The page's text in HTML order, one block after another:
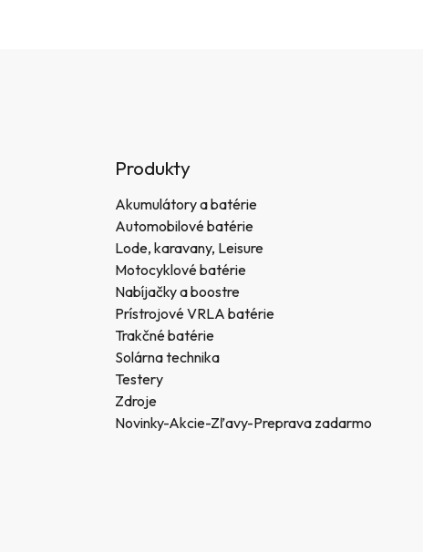
Produkty
Akumulátory a batérie
Automobilové batérie
Lode, karavany, Leisure
Motocyklové batérie
Nabíjačky a boostre
Prístrojové VRLA batérie
Trakčné batérie
Solárna technika
Testery
Zdroje
Novinky-Akcie-Zľavy-Preprava zadarmo